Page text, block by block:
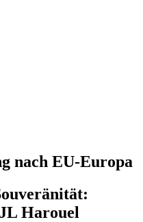
nach EU-Europa
Harouel